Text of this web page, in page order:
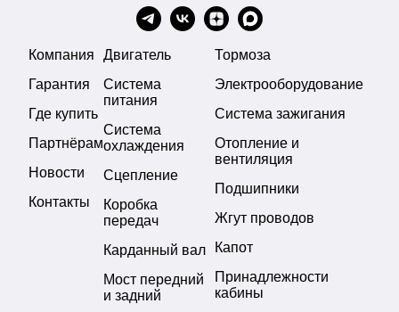
Компания
Гарантия
Где купить
Партнёрам
Новости
Контакты
Двигатель
Система
питания
Система
охлаждения
Сцепление
Коробка
передач
Карданный вал
Мост передний
и задний
Тормоза
Электрооборудование
Система зажигания
Отопление и
вентиляция
Подшипники
Жгут проводов
Капот
Принадлежности
кабины